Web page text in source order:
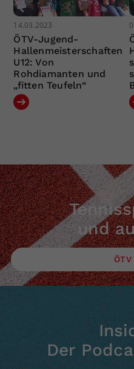
14.03.2023
ÖTV-Jugend-
Hallenmeisterschaften
U12: Von
Rohdiamanten und
„fitten Teufeln“
und
ÖTV
Der